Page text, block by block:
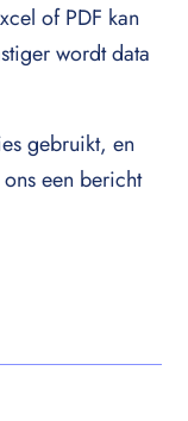
of PDF kan
wordt data
gebruikt, en
een bericht